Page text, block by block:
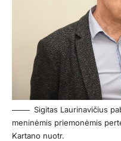
Sigitas Laurinavičius
meninėmis priemonėmis
Kartano nuotr.